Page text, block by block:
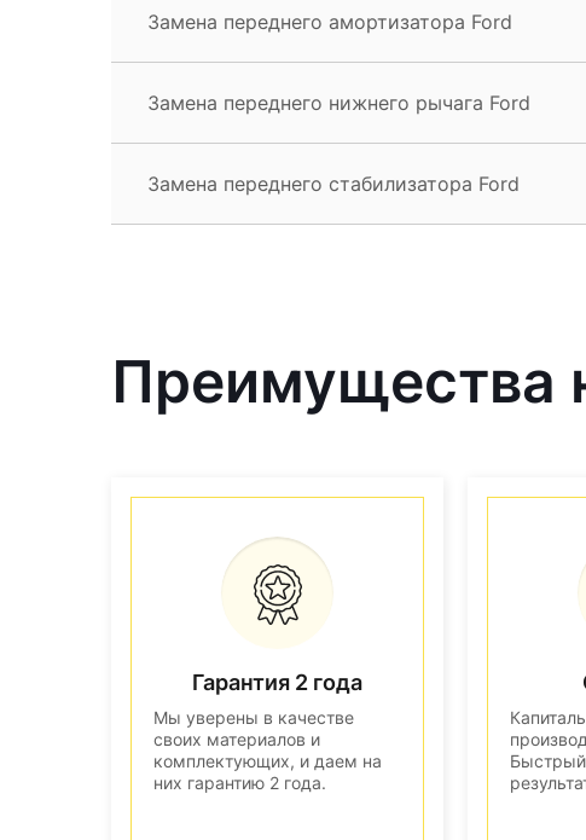
Замена переднего амортизатора Ford
Замена переднего нижнего рычага Ford
Замена переднего стабилизатора Ford
Преимущества
Гарантия 2 года
Мы уверены в качестве
своих материалов и
комплектующих, и даем на
них гарантию 2 года.
Быстрый